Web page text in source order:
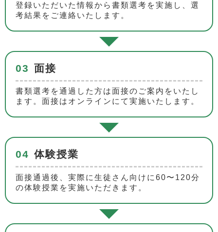
登録いただいた情報から書類選考を実施し、選
考結果をご連絡いたします。
03 面接
書類選考を通過した方は面接のご案内をいたし
ます。面接はオンラインにて実施いたします。
04 体験授業
面接通過後、実際に生徒さん向けに60〜120分
の体験授業を実施いただきます。